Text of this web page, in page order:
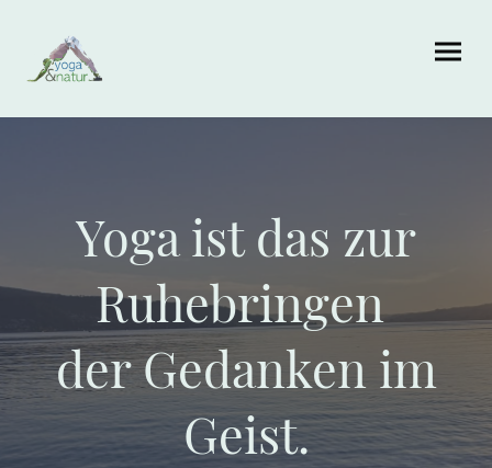
Yoga ist das zur
Ruhebringen
der Gedanken im
Geist.